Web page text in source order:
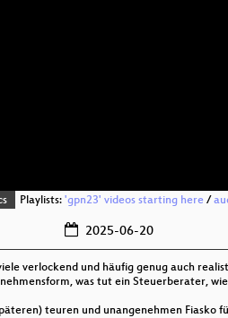
Playlists: 'gpn23' videos starting here/
2025-06-20
verlockend und häufig genug auch
was tut ein Steuerberater,
teuren und unangenehmen Fiasko